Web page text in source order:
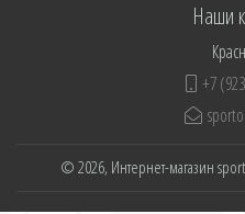
Наши
+7
© 2026, Интернет-магазин